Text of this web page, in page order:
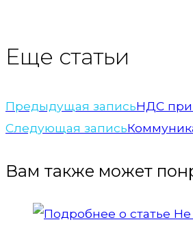
Еще статьи
Предыдущая записьНДС при
Следующая запись
Вам также может